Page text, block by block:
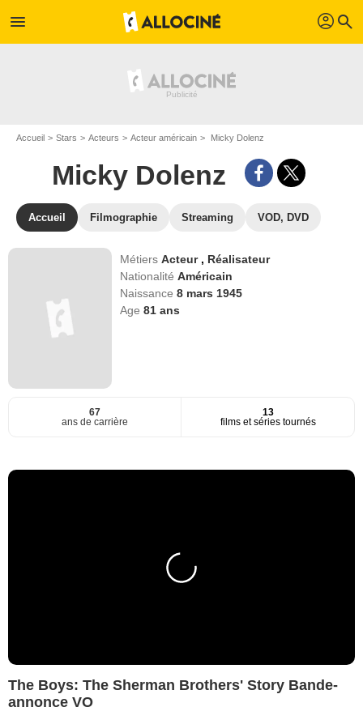
menu profil search
Accueil Stars Acteurs Acteur américain Micky Dolenz
Micky Dolenz
Accueil Filmographie Streaming VOD, DVD
MétiersActeur , Réalisateur
NationalitéAméricain
Naissance8 mars 1945
Age81 ans
67
ans de carrière
13
films et séries tournés
The Boys: The Sherman Brothers' Story Bande-
annonce VO